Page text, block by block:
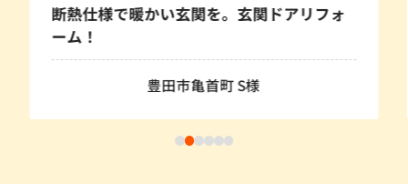
かい玄関を。玄関ドアリフォ
綺麗なキッチ